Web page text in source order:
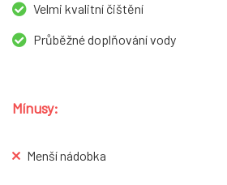
Velmi kvalitní čištění
Průběžné doplňování vody
Mínusy:
Menší nádobka